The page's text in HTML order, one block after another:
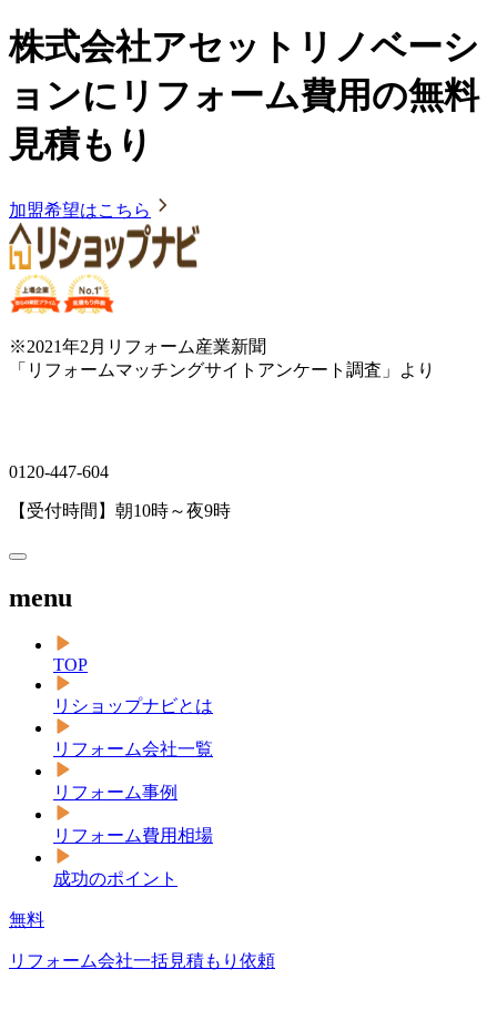
株式会社アセットリノベーシ
ョンにリフォーム費用の無料
見積もり
加盟希望はこちら
※2021年2月リフォーム産業新聞
「リフォームマッチングサイトアンケート調査」より
0120-447-604
【受付時間】朝10時～夜9時
menu
TOP
リショップナビとは
リフォーム会社一覧
リフォーム事例
リフォーム費用相場
成功のポイント
無料
リフォーム会社一括見積もり依頼